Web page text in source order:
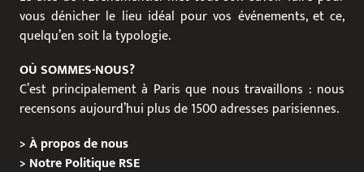
vous dénicher le lieu idéal pour vos événements, et ce,
quelqu’en soit la typologie.
OÙ SOMMES-NOUS?
C’est principalement à Paris que nous travaillons : nous
recensons aujourd’hui plus de 1500 adresses parisiennes.
>À propos de nous
> Notre Politique RSE